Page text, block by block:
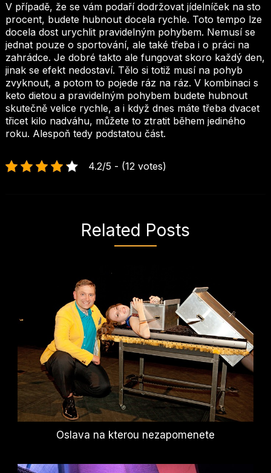
V případě, že se vám podaří dodržovat jídelníček na sto
procent, budete hubnout docela rychle. Toto tempo lze
docela dost urychlit pravidelným pohybem. Nemusí se
jednat pouze o sportování, ale také třeba i o práci na
zahrádce. Je dobré takto ale fungovat skoro každý den,
jinak se efekt nedostaví. Tělo si totiž musí na pohyb
zvyknout, a potom to pojede ráz na ráz. V kombinaci s
keto dietou a pravidelným pohybem budete hubnout
skutečně velice rychle, a i když dnes máte třeba dvacet
třicet kilo nadváhu, můžete to ztratit během jediného
roku. Alespoň tedy podstatou část.
4.2/5 - (12 votes)
Related Posts
Oslava na kterou nezapomenete